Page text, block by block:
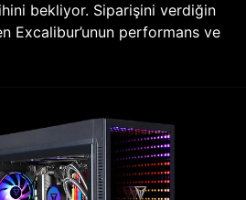
bekliyor. Siparişini verdiğin
Excalibur’unun performans ve